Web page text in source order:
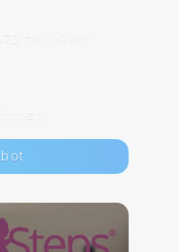
Hannover